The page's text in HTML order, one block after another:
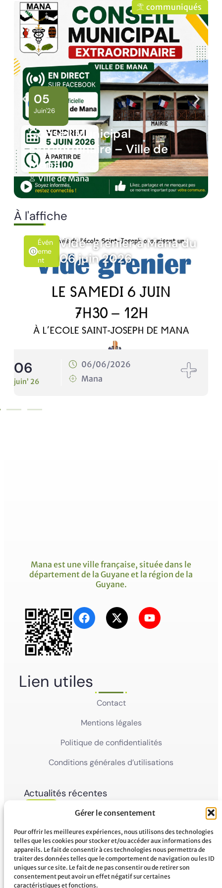
Gérer le consentement
Pour offrir les meilleures expériences, nous utilisons des technologies
telles que les cookies pour stocker et/ou accéder aux informations des
appareils. Le fait de consentir à ces technologies nous permettra de
traiter des données telles que le comportement de navigation ou les ID
uniques sur ce site. Le fait de ne pas consentir ou de retirer son
consentement peut avoir un effet négatif sur certaines
caractéristiques et fonctions.
02
Juin'26
Panne des réseaux
sur le territoire de Mana
Ville de Mana
À l'affiche
grenier à Mana du
2026
06/2026
Évén
Emen
T
10 juin
10
Mana est une ville française, située dans le
département de la Guyane et la région de la
Guyane.
Lien utiles
Contact
Mentions légales
Politique de confidentialités
Conditions générales d’utilisations
Actualités récentes
La Ville de Mana informe la population qu’un
vendredi 5 juin 2026 à partir...
02
Juin'26
Ville de Mana
COMMUNIQUÉ A LA POPULATION Panne des
réseaux Orange sur le territoire de Mana
...